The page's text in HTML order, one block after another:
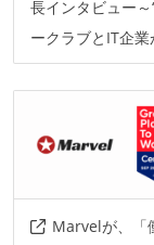
長インタビュー～
ークラブとIT企
Marvelが、「